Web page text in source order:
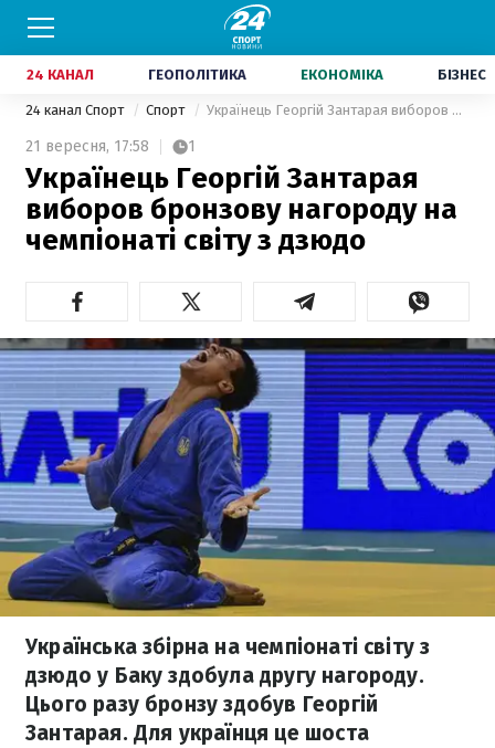
24 КАНАЛ ГЕОПОЛІТИКА ЕКОНОМІКА БІЗНЕС
24 канал Спорт Спорт Українець Георгій Зантарая виборов бронзову нагороду на чемпіонаті світу з дзюдо
21 вересня, 17:58 1
Українець Георгій Зантарая
виборов бронзову нагороду на
чемпіонаті світу з дзюдо
Українська збірна на чемпіонаті світу з
дзюдо у Баку здобула другу нагороду.
Цього разу бронзу здобув Георгій
Зантарая. Для українця це шоста